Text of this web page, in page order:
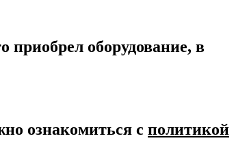
приобрел оборудование, в
ознакомиться c политикой